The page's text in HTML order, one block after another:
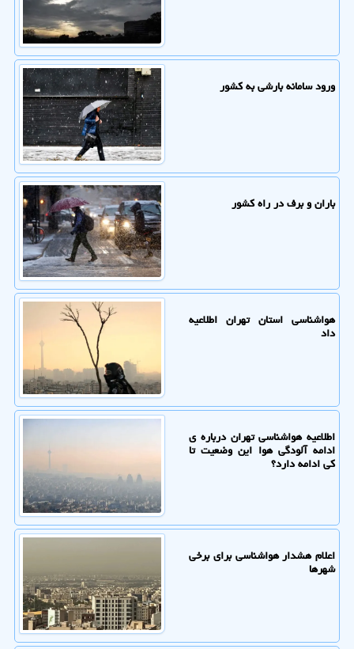
ورود سامانه بارشی به کشور
باران و برف در راه کشور
هواشناسی استان تهران اطلاعیه
داد
اطلاعیه هواشناسی تهران درباره ی
ادامه آلودگی هوا این وضعیت تا
کی ادامه دارد؟
اعلام هشدار هواشناسی برای برخی
شهرها